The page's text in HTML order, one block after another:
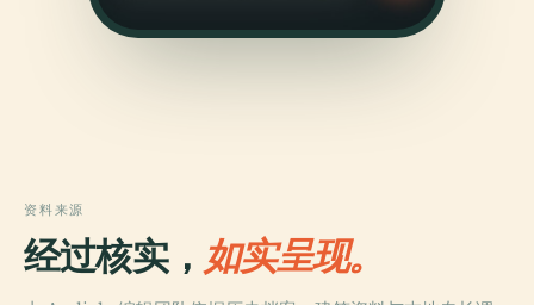
资料来源
经过核实， 如实呈现。